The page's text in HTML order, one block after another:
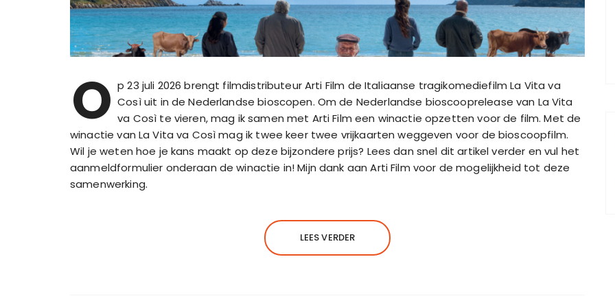
O p 23 juli 2026 brengt filmdistributeur Arti Film de Italiaanse tragikomediefilm La Vita va
Così uit in de Nederlandse bioscopen. Om de Nederlandse bioscooprelease van La Vita
va Così te vieren, mag ik samen met Arti Film een winactie opzetten voor de film. Met de
winactie van La Vita va Così mag ik twee keer twee vrijkaarten weggeven voor de bioscoopfilm.
Wil je weten hoe je kans maakt op deze bijzondere prijs? Lees dan snel dit artikel verder en vul het
aanmeldformulier onderaan de winactie in! Mijn dank aan Arti Film voor de mogelijkheid tot deze
samenwerking.
LEES VERDER